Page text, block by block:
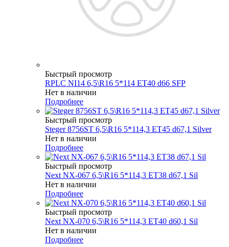
Быстрый просмотр
RPLC NI14 6,5\R16 5*114 ET40 d66 SFP
Нет в наличии
Подробнее
Быстрый просмотр
Steger 8756ST 6,5\R16 5*114,3 ET45 d67,1 Silver
Нет в наличии
Подробнее
Быстрый просмотр
Next NX-067 6,5\R16 5*114,3 ET38 d67,1 Sil
Нет в наличии
Подробнее
Быстрый просмотр
Next NX-070 6,5\R16 5*114,3 ET40 d60,1 Sil
Нет в наличии
Подробнее